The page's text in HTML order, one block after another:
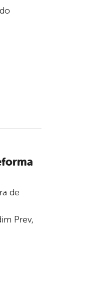
de
Prev,